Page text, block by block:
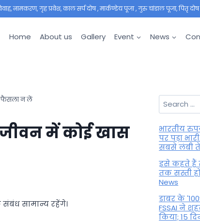
नामकरण, गृह प्रवेश, काल सर्प दोष , मार्कण्डेय पूजा , गुरु चांडाल पूजा, पितृ
Home About us Gallery Event News
फैसला न लें
में कोई खास
संबंध सामान्य रहेंगे।
Search
for:
भारतीय
पर पड़ा
सबसे लंबी
इसे कहते हैं
तक सस्ती
News
डाबर के
FSSAI ने
किया; 15